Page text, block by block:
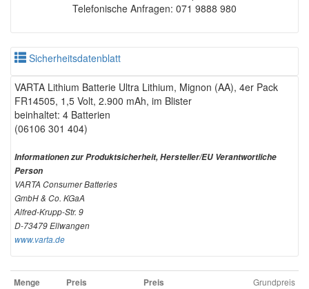
Telefonische Anfragen: 071 9888 980
Sicherheitsdatenblatt
VARTA Lithium Batterie Ultra Lithium, Mignon (AA), 4er Pack
FR14505, 1,5 Volt, 2.900 mAh, im Blister
beinhaltet: 4 Batterien
(06106 301 404)
Informationen zur Produktsicherheit, Hersteller/EU Verantwortliche
Person
VARTA Consumer Batteries
GmbH & Co. KGaA
Alfred-Krupp-Str. 9
D-73479 Ellwangen
www.varta.de
Menge
Preis
Preis
Grundpreis